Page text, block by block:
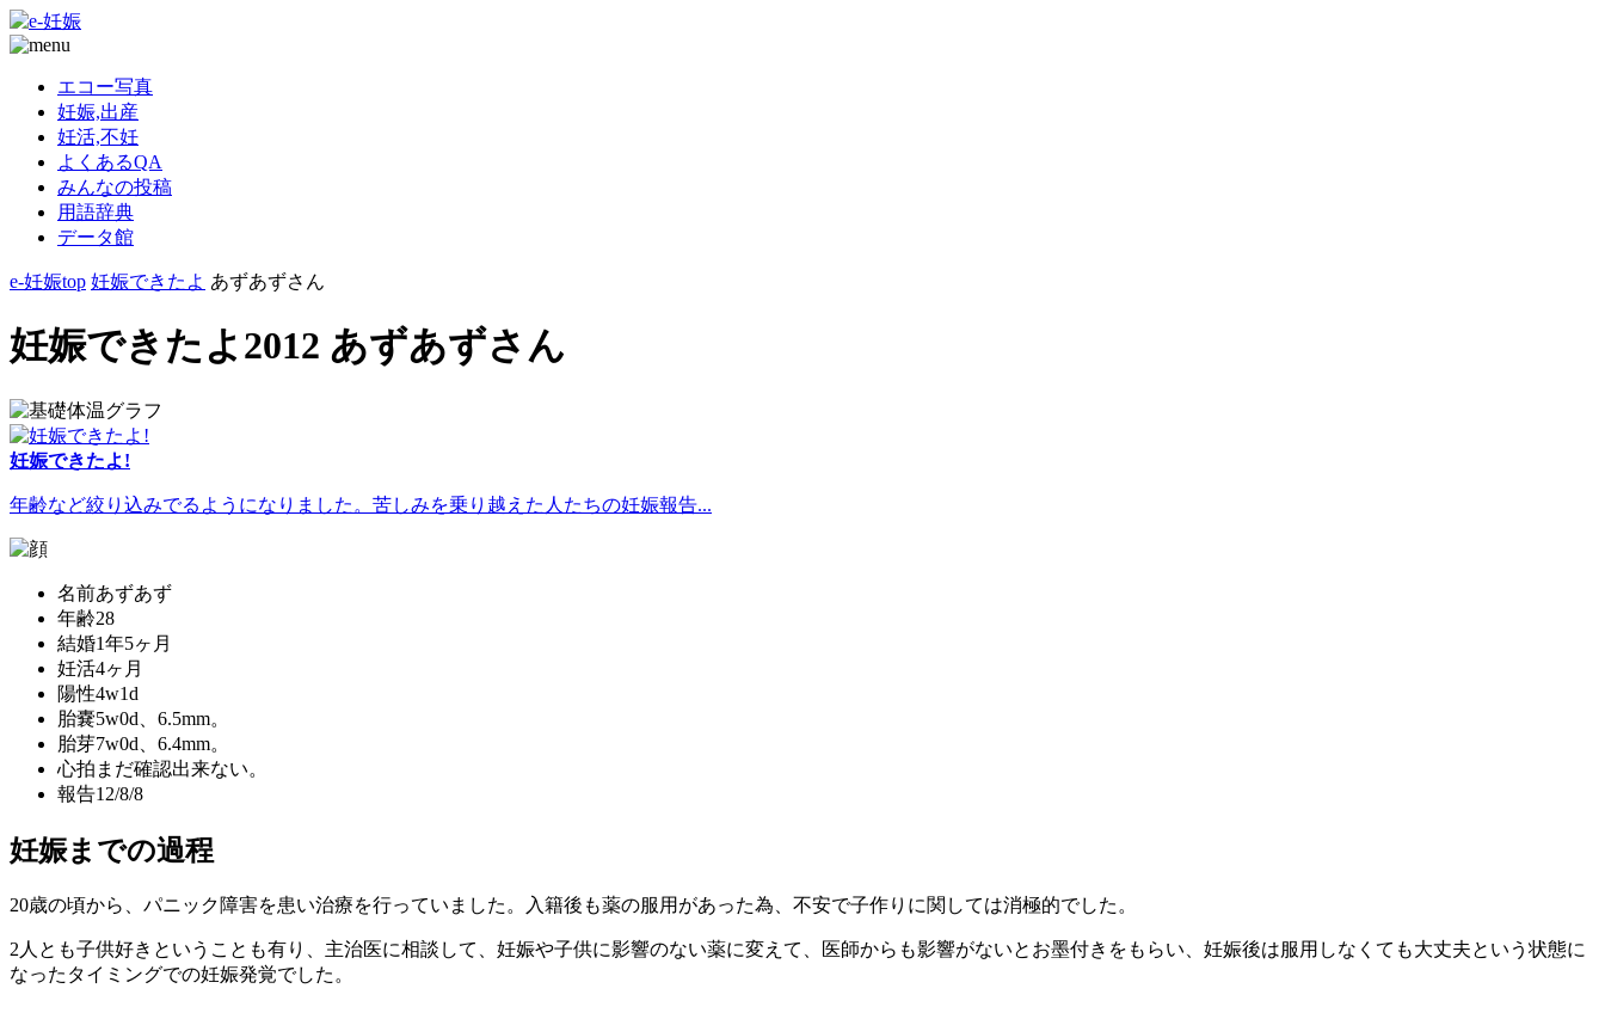
エコー写真
妊娠,出産
妊活,不妊
よくあるQA
みんなの投稿
用語辞典
データ館
e-妊娠top 妊娠できたよ あずあずさん
妊娠できたよ2012 あずあずさん
妊娠できたよ!
年齢など絞り込みでるようになりました。苦しみを乗り越えた人たちの妊娠報告...
名前あずあず
年齢28
結婚1年5ヶ月
妊活4ヶ月
陽性4w1d
胎嚢5w0d、6.5mm。
胎芽7w0d、6.4mm。
心拍 まだ確認出来ない。
報告12/8/8
妊娠までの過程
20歳の頃から、パニック障害を患い治療を行っていました。入籍後も薬の服用があった為、不安で子作りに関しては消極的でした。
2人とも子供好きということも有り、主治医に相談して、妊娠や子供に影響のない薬に変えて、医師からも影響がないとお墨付きをもらい、妊娠後は服用しなくても大丈夫という状態に
なったタイミングでの妊娠発覚でした。